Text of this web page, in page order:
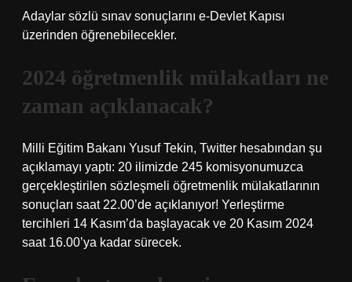
Adaylar sözlü sınav sonuçlarını e-Devlet Kapısı
üzerinden öğrenebilecekler.
2024 öğretmenlik mülakatları ne
zaman açıklanacak?
Milli Eğitim Bakanı Yusuf Tekin, Twitter hesabından şu
açıklamayı yaptı: 20 ilimizde 245 komisyonumuzca
gerçekleştirilen sözleşmeli öğretmenlik mülakatlarının
sonuçları saat 22.00’de açıklanıyor! Yerleştirme
tercihleri ​​14 Kasım’da başlayacak ve 20 Kasım 2024
saat 16.00’ya kadar sürecek.